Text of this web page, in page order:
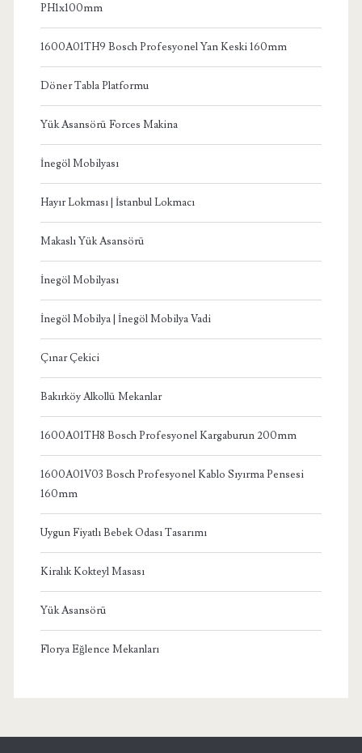
PH1x100mm
1600A01TH9 Bosch Profesyonel Yan Keski 160mm
Döner Tabla Platformu
Yük Asansörü Forces Makina
İnegöl Mobilyası
Hayır Lokması | İstanbul Lokmacı
Makaslı Yük Asansörü
İnegöl Mobilyası
İnegöl Mobilya | İnegöl Mobilya Vadi
Çınar Çekici
Bakırköy Alkollü Mekanlar
1600A01TH8 Bosch Profesyonel Kargaburun 200mm
1600A01V03 Bosch Profesyonel Kablo Sıyırma Pensesi
160mm
Uygun Fiyatlı Bebek Odası Tasarımı
Kiralık Kokteyl Masası
Yük Asansörü
Florya Eğlence Mekanları